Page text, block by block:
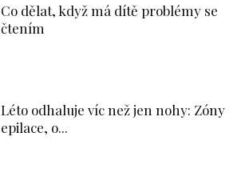
Co dělat, když má dítě problémy se
čtením
Léto odhaluje víc než jen nohy: Zóny
epilace, o...